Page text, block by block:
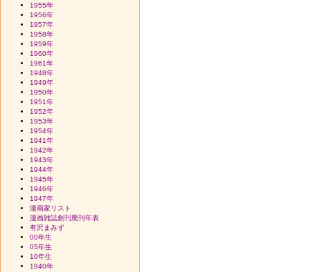
1955年
1956年
1957年
1958年
1959年
1960年
1961年
1948年
1949年
1950年
1951年
1952年
1953年
1954年
1941年
1942年
1943年
1944年
1945年
1946年
1947年
漫画家リスト
漫画雑誌創刊廃刊年表
有沢まみず
00年生
05年生
10年生
1940年